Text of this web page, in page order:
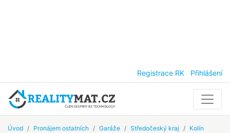
Registrace RK Přihlášení
Úvod Pronájem ostatních Garáže Středočeský kraj Kolín